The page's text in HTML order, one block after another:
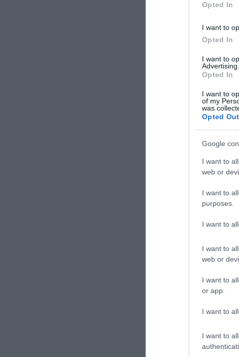
Opted In
I want to
Opted In
I want to
Advertising.
Opted In
I want to
of my
was
Opted Out
Google
I want to
web or
I want to
purposes.
I want to
I want to
web or
I want to
or app.
I want to
I want to
previous post
A Kobane si
Arin e delle
Berlino,
27 Luglio